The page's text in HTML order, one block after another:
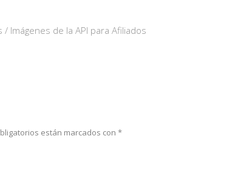
Imágenes de la API para Afiliados
están marcados con *